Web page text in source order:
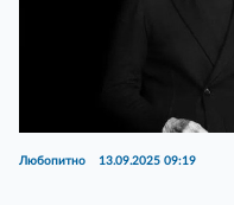
Любопитно 13.09.2025 09:19